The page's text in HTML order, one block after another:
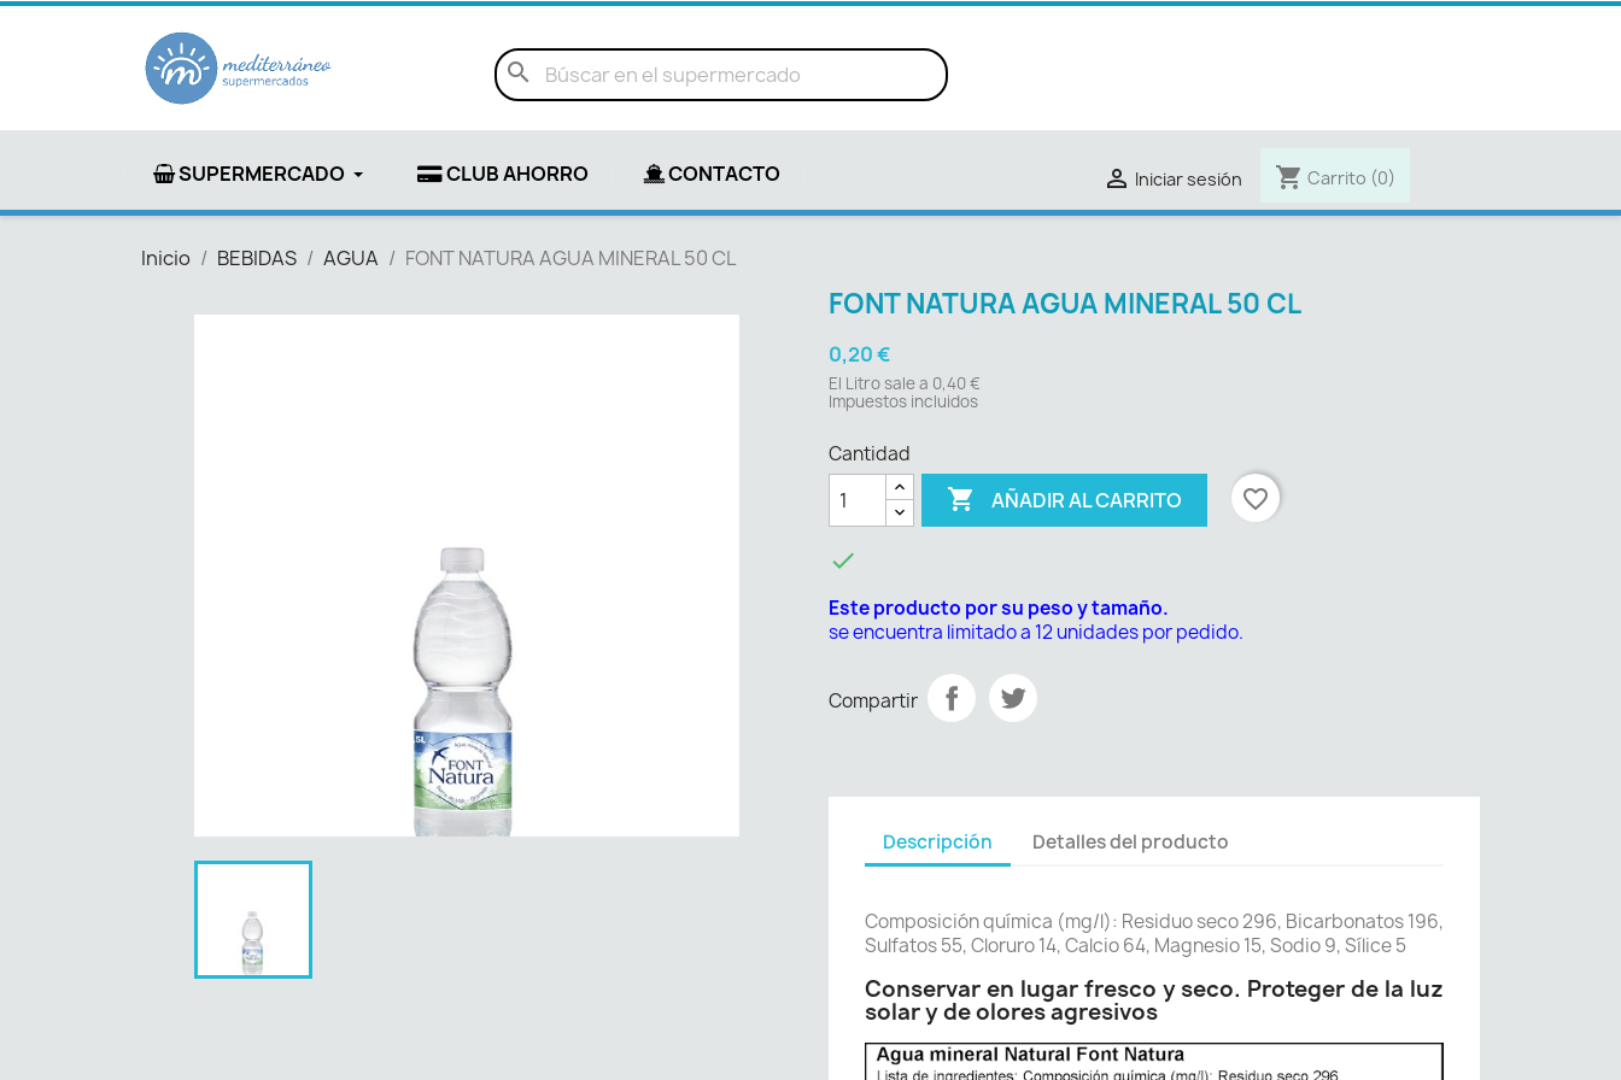
 Iniciar sesión shopping_cart Carrito (0)
search
SUPERMERCADO CLUB AHORRO CONTACTO
Inicio BEBIDAS AGUA FONT NATURA AGUA MINERAL 50 CL
FONT NATURA AGUA MINERAL 50 CL
0,20 €
El Litro sale a 0,40 €
Impuestos incluidos
Cantidad
 AÑADIR AL CARRITO favorite_border

Este producto por su peso y tamaño.
se encuentra limitado a 12 unidades por pedido.
Compartir
Descripción Detalles del producto
Composición química (mg/l): Residuo seco 296, Bicarbonatos 196,
Sulfatos 55, Cloruro 14, Calcio 64, Magnesio 15, Sodio 9, Sílice 5
Conservar en lugar fresco y seco. Proteger de la luz
solar y de olores agresivos